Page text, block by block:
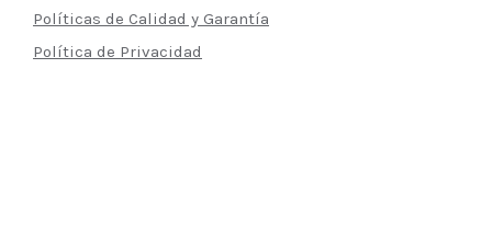
Políticas de Calidad y Garantía
Política de Privacidad